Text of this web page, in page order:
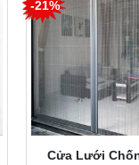
-21%
Cửa Lưới